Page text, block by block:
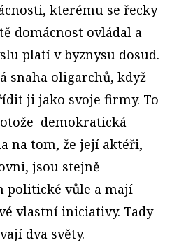
kterému se řecky
domácnost ovládal a
platí v byznysu dosud.
snaha oligarchů, když
ji jako svoje firmy. To
demokratická
na tom, že její aktéři,
jsou stejně
politické vůle a mají
vlastní iniciativy. Tady
dva světy.